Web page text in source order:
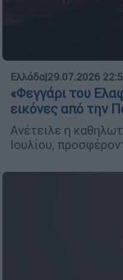
Ελλάδα|29.07.2026
«Φεγγάρι του
εικόνες από την
Ανέτειλε η
Ιουλίου,